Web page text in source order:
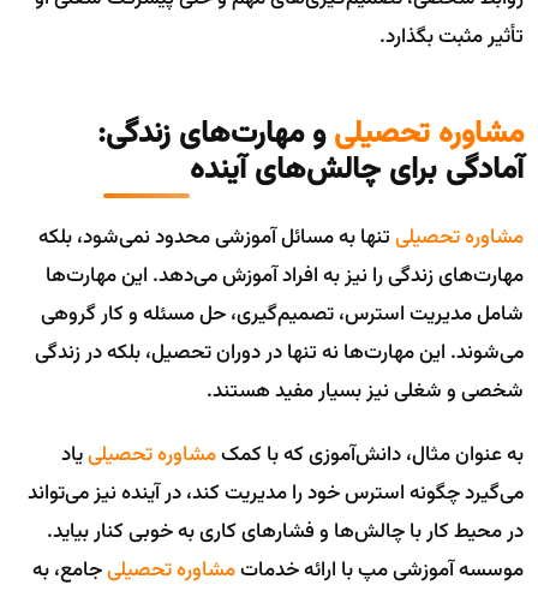
تأثیر مثبت بگذارد.
مشاوره تحصیلیو مهارت‌های زندگی:
آمادگی برای چالش‌های آینده
مشاوره تحصیلیتنها به مسائل آموزشی محدود نمی‌شود، بلکه
مهارت‌های زندگی را نیز به افراد آموزش می‌دهد. این مهارت‌ها
شامل مدیریت استرس، تصمیم‌گیری، حل مسئله و کار گروهی
می‌شوند. این مهارت‌ها نه تنها در دوران تحصیل، بلکه در زندگی
شخصی و شغلی نیز بسیار مفید هستند.
به عنوان مثال، دانش‌آموزی که با کمکمشاوره تحصیلییاد
می‌گیرد چگونه استرس خود را مدیریت کند، در آینده نیز می‌تواند
در محیط کار با چالش‌ها و فشارهای کاری به خوبی کنار بیاید.
موسسه آموزشی مپ با ارائه خدماتمشاوره تحصیلیجامع، به